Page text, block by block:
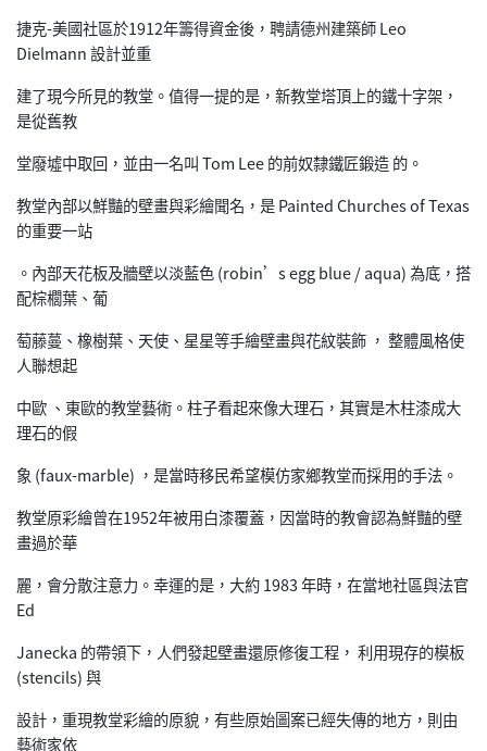
捷克-美國社區於1912年籌得資金後，聘請德州建築師 Leo
Dielmann 設計並重
建了現今所見的教堂。值得一提的是，新教堂塔頂上的鐵十字架，
是從舊教
堂廢墟中取回，並由一名叫 Tom Lee 的前奴隸鐵匠鍛造 的。
教堂內部以鮮豔的壁畫與彩繪聞名，是 Painted Churches of Texas
的重要一站
。內部天花板及牆壁以淡藍色 (robin’s egg blue / aqua) 為底，搭
配棕櫚葉、葡
萄藤蔓、橡樹葉、天使、星星等手繪壁畫與花紋裝飾 ， 整體風格使
人聯想起
中歐 、東歐的教堂藝術。柱子看起來像大理石，其實是木柱漆成大
理石的假
象 (faux-marble) ，是當時移民希望模仿家鄉教堂而採用的手法。
教堂原彩繪曾在1952年被用白漆覆蓋，因當時的教會認為鮮豔的壁
畫過於華
麗，會分散注意力。幸運的是，大約 1983 年時，在當地社區與法官
Ed
Janecka 的帶領下，人們發起壁畫還原修復工程， 利用現存的模板
(stencils) 與
設計，重現教堂彩繪的原貌，有些原始圖案已經失傳的地方，則由
藝術家依